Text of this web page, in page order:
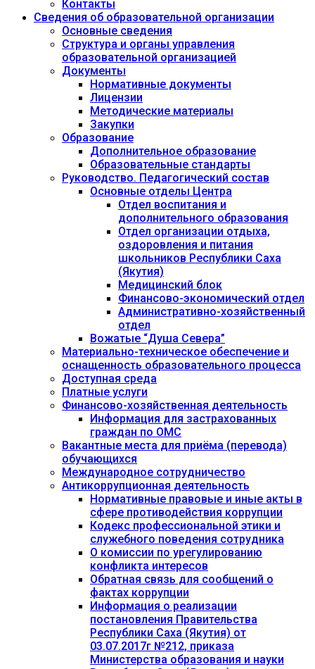
Контакты
Сведения об образовательной организации
Основные сведения
Структура и органы управления
образовательной организацией
Документы
Нормативные документы
Лицензии
Методические материалы
Закупки
Образование
Дополнительное образование
Образовательные стандарты
Руководство. Педагогический состав
Основные отделы Центра
Отдел воспитания и
дополнительного образования
Отдел организации отдыха,
оздоровления и питания
школьников Республики Саха
(Якутия)
Медицинский блок
Финансово-экономический отдел
Административно-хозяйственный
отдел
Вожатые “Душа Севера”
Материально-техническое обеспечение и
оснащенность образовательного процесса
Доступная среда
Платные услуги
Финансово-хозяйственная деятельность
Информация для застрахованных
граждан по ОМС
Вакантные места для приёма (перевода)
обучающихся
Международное сотрудничество
Антикоррупционная деятельность
Нормативные правовые и иные акты в
сфере противодействия коррупции
Кодекс профессиональной этики и
служебного поведения сотрудника
О комиссии по урегулированию
конфликта интересов
Обратная связь для сообщений о
фактах коррупции
Информация о реализации
постановления Правительства
Республики Саха (Якутия) от
03.07.2017г №212, приказа
Министерства образования и науки